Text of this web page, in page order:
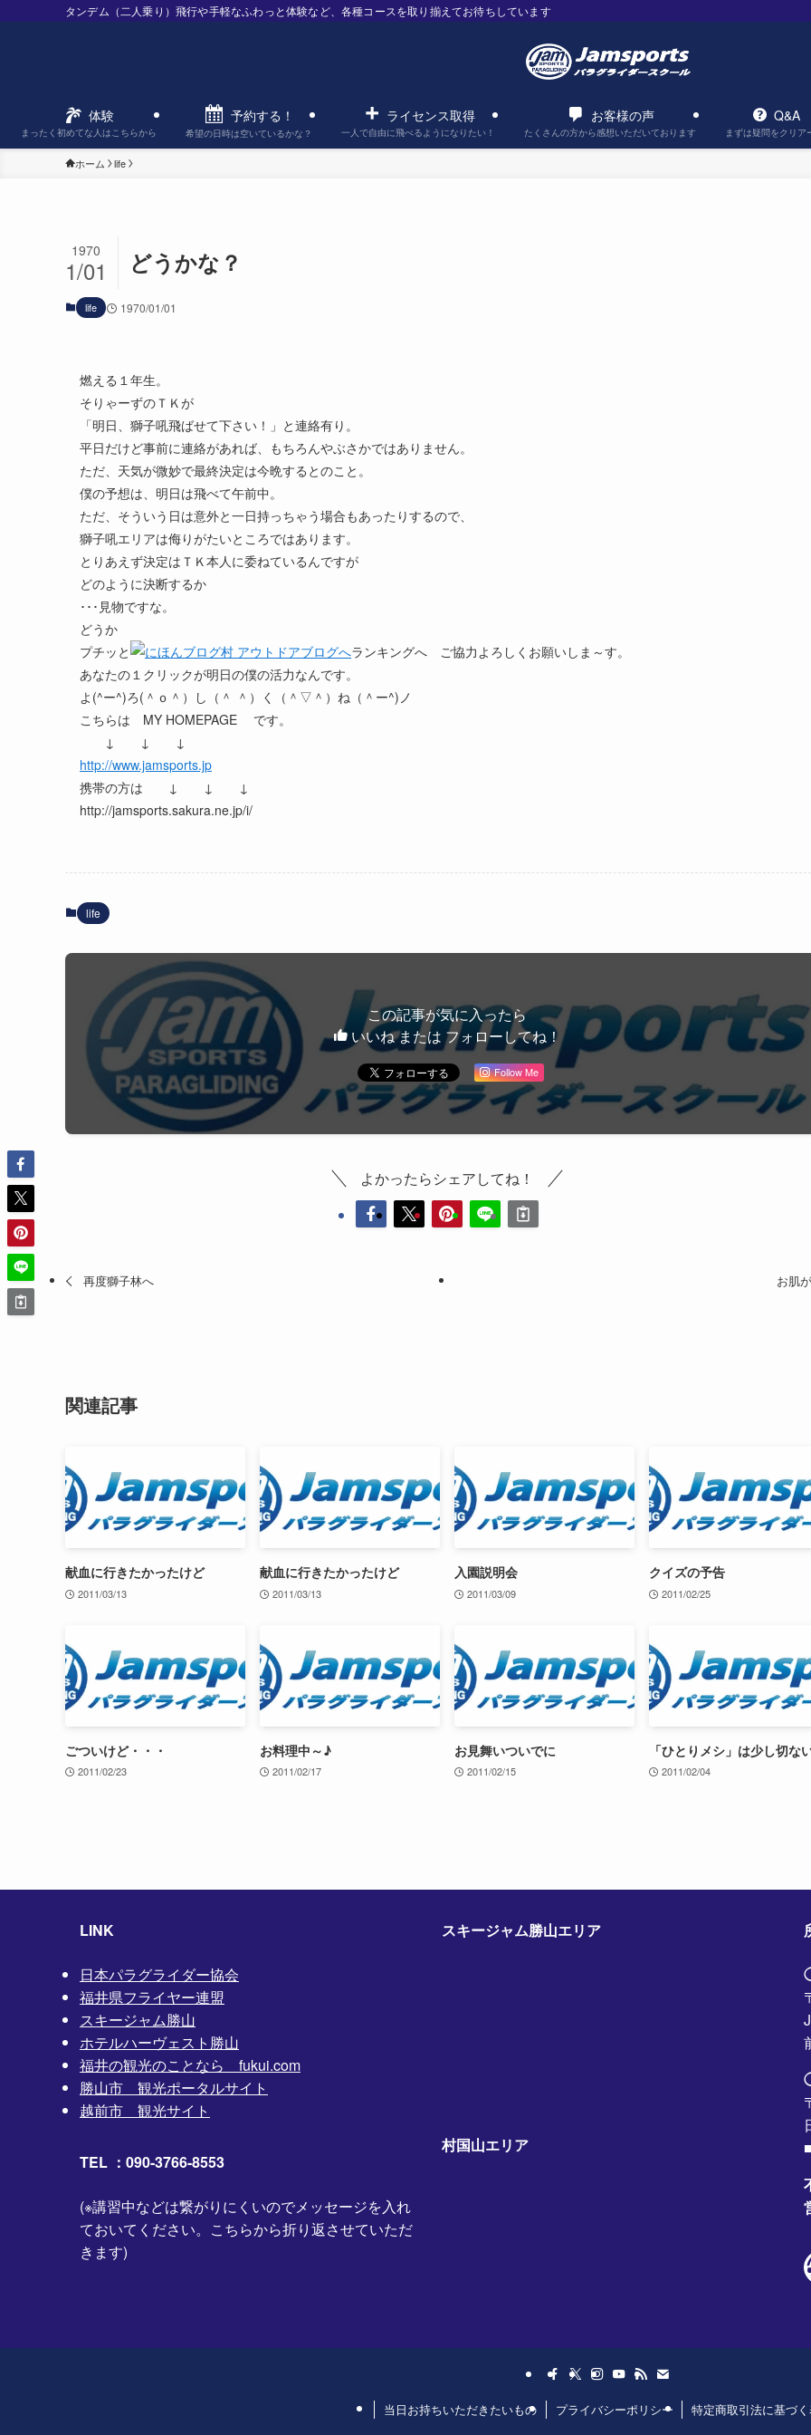
タンデム（二人乗り）飛行や手軽なふわっと体験など、各種コースを取り揃えてお待ちしています
体験
まったく初めてな人はこちらから
予約する！
希望の日時は空いているかな？
ライセンス取得
一人で自由に飛べるようになりたい！
お客様の声
たくさんの方から感想いただいております
Q&A
まずは疑問をクリア
ホーム life
どうかな？
1970
1/01
life 1970/01/01
燃える１年生。
そりゃーずのＴＫが
「明日、獅子吼飛ばせて下さい！」と連絡有り。
平日だけど事前に連絡があれば、もちろんやぶさかではありません。
ただ、天気が微妙で最終決定は今晩するとのこと。
僕の予想は、明日は飛べて午前中。
ただ、そういう日は意外と一日持っちゃう場合もあったりするので、
獅子吼エリアは侮りがたいところではあります。
とりあえず決定はＴＫ本人に委ねているんですが
どのように決断するか
･･･見物ですな。
どうか
プチッと
ランキングへ ご協力よろしくお願いしま～す。
あなたの１クリックが明日の僕の活力なんです。
よ(^ー^)ろ(＾ｏ＾）し（＾ ＾）く（＾▽＾）ね（＾ー^)ノ
こちらは MY HOMEPAGE です。
↓ ↓ ↓
http://www.jamsports.jp
携帯の方は ↓ ↓ ↓
http://jamsports.sakura.ne.jp/i/
life
この記事が気に入ったら
いいね または フォローしてね！
Follow Me
よかったらシェアしてね！
再度獅子林へ お肌が
関連記事
献血に行きたかったけど
2011/03/13
献血に行きたかったけど
2011/03/13
入園説明会
2011/03/09
クイズの予告
2011/02/25
ごついけど・・・
2011/02/23
お料理中～♪
2011/02/17
お見舞いついでに
2011/02/15
「ひとりメシ」は少し切な
2011/02/04
LINK
日本パラグライダー協会
福井県フライヤー連盟
スキージャム勝山
ホテルハーヴェスト勝山
福井の観光のことなら fukui.com
勝山市 観光ポータルサイト
越前市 観光サイト
TEL ：090-3766-8553
(※講習中などは繋がりにくいのでメッセージを入れ
ておいてください。こちらから折り返させていただ
きます)
スキージャム勝山エリア
村国山エリア
当日お持ちいただきたいもの プライバシーポリシー 特定商取引法に基づ